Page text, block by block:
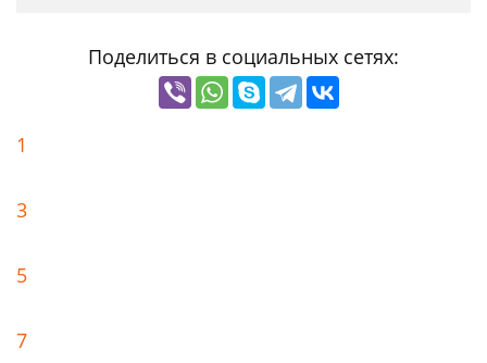
Поделиться в социальных сетях:
1
3
5
7